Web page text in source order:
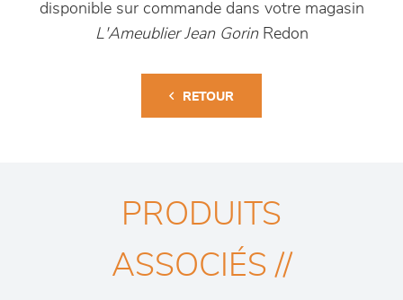
disponible sur commande dans votre magasin
L'Ameublier Jean GorinRedon
RETOUR
PRODUITS
ASSOCIÉS //